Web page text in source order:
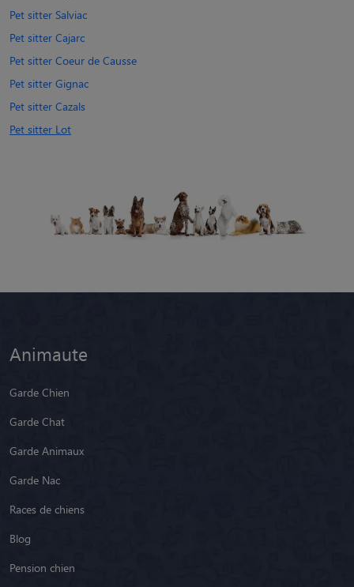
Pet sitter Salviac
Pet sitter Cajarc
Pet sitter Coeur de Causse
Pet sitter Gignac
Pet sitter Cazals
Pet sitter Lot
Animaute
Garde Chien
Garde Chat
Garde Animaux
Garde Nac
Races de chiens
Blog
Pension chien